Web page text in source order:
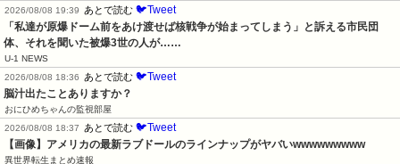
2026/08/08 19:39
あとで読む 🐦Tweet
「私達が原爆ドーム前をあけ渡せば核戦争が始まってしまう」と訴える市民団
体、それを聞いた被爆3世の人が……
U-1 NEWS
2026/08/08 18:36
あとで読む 🐦Tweet
脳汁出たことありますか？
おにひめちゃんの監視部屋
2026/08/08 18:37
あとで読む 🐦Tweet
【画像】アメリカの最新ラブドールのラインナップがヤバいwwwwwwwww
異世界転生まとめ速報